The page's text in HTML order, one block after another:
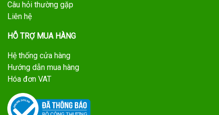
Câu hỏi thường gặp
Liên hệ
HỖ TRỢ MUA HÀNG
Hệ thống cửa hàng
Hướng dẫn mua hàng
Hóa đơn VAT